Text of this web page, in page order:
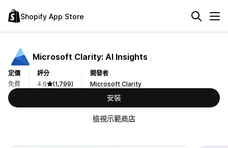
Shopify App Store
Microsoft Clarity: AI Insights
定價
免費
評分
4.6
(1,799)
開發者
Microsoft Clarity
安裝
檢視示範商店